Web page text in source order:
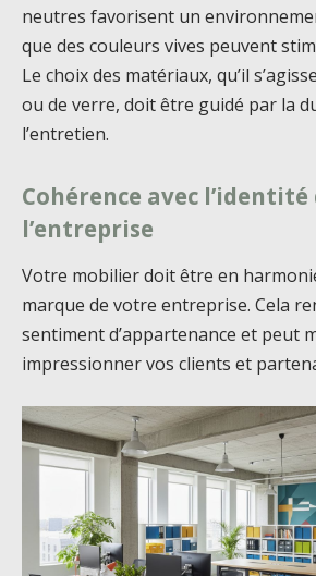
neutres favorisent un
que des couleurs vives peuvent
Le choix des matériaux, qu’il
ou de verre, doit être guidé par la
l’entretien.
Cohérence avec l’identité
l’entreprise
Votre mobilier doit être en
marque de votre entreprise. Cela
sentiment d’appartenance et peut
impressionner vos clients et